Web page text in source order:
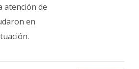
atención de
en